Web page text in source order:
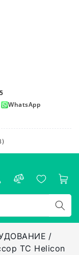
WhatsApp
TC Helicon